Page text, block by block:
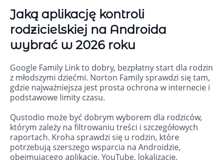
Jaką aplikację kontroli
rodzicielskiej na Androida
wybrać w 2026 roku
Google Family Link to dobry, bezpłatny start dla rodzin
z młodszymi dziećmi. Norton Family sprawdzi się tam,
gdzie najważniejsza jest prosta ochrona w internecie i
podstawowe limity czasu.
Qustodio może być dobrym wyborem dla rodziców,
którym zależy na filtrowaniu treści i szczegółowych
raportach. Kroha sprawdzi się u rodzin, które
potrzebują szerszego wsparcia na Androidzie,
obejmującego aplikacje, YouTube, lokalizację,